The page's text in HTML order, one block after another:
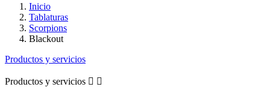
Inicio
Tablaturas
Scorpions
Blackout
Productos y servicios
Productos y servicios  